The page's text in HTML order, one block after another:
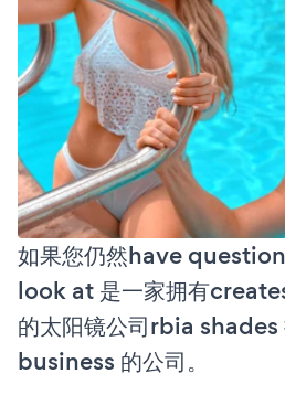
如果您仍然have
look at 是一家拥有
的太阳镜公司rbia
business 的公司。